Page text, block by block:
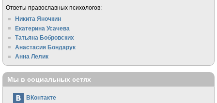
Ответы православных психологов:
Никита Яночкин
Екатерина Усачева
Татьяна Бобровских
Анастасия Бондарук
Анна Лелик
Мы в социальных сетях
ВКонтакте